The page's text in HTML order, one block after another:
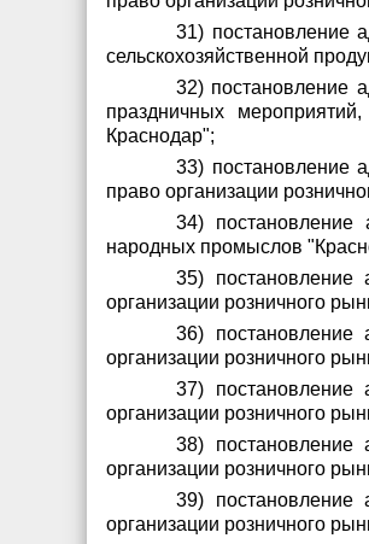
31) постановление
сельскохозяйственной
32) постановление
праздничных
Краснодар";
33) постановление
право организации
34) постановление
народных промыслов
35)
организации розничного
36)
организации розничного
37)
организации розничного
38)
организации розничного
39)
организации розничного